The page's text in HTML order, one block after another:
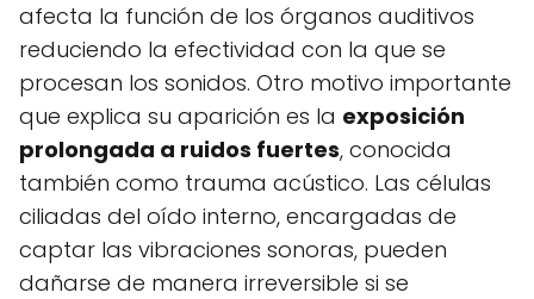
afecta la función de los órganos auditivos
reduciendo la efectividad con la que se
procesan los sonidos. Otro motivo importante
que explica su aparición es la exposición
prolongada a ruidos fuertes, conocida
también como trauma acústico. Las células
ciliadas del oído interno, encargadas de
captar las vibraciones sonoras, pueden
dañarse de manera irreversible si se